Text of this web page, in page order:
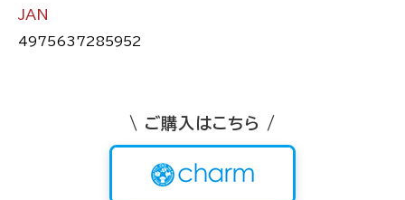
JAN
4975637285952
\ ご購入はこちら /